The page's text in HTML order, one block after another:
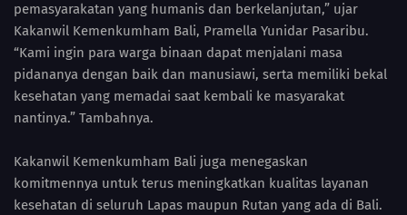
pemasyarakatan yang humanis dan berkelanjutan,” ujar
Kakanwil Kemenkumham Bali, Pramella Yunidar Pasaribu.
“Kami ingin para warga binaan dapat menjalani masa
pidananya dengan baik dan manusiawi, serta memiliki bekal
kesehatan yang memadai saat kembali ke masyarakat
nantinya.” Tambahnya.
Kakanwil Kemenkumham Bali juga menegaskan
komitmennya untuk terus meningkatkan kualitas layanan
kesehatan di seluruh Lapas maupun Rutan yang ada di Bali.